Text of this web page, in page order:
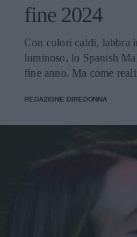
fine 2024
Con colori caldi, labbra
luminoso, lo Spanish
fine anno. Ma come
REDAZIONE DIREDONNA